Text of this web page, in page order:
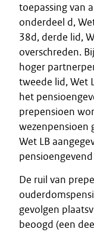
toepassing van
onderdeel d,
38d, derde lid,
overschreden.
hoger
tweede lid, Wet
het
prepensioen
wezenpensioen
Wet LB
De ruil van
gevolgen
beoogd (een